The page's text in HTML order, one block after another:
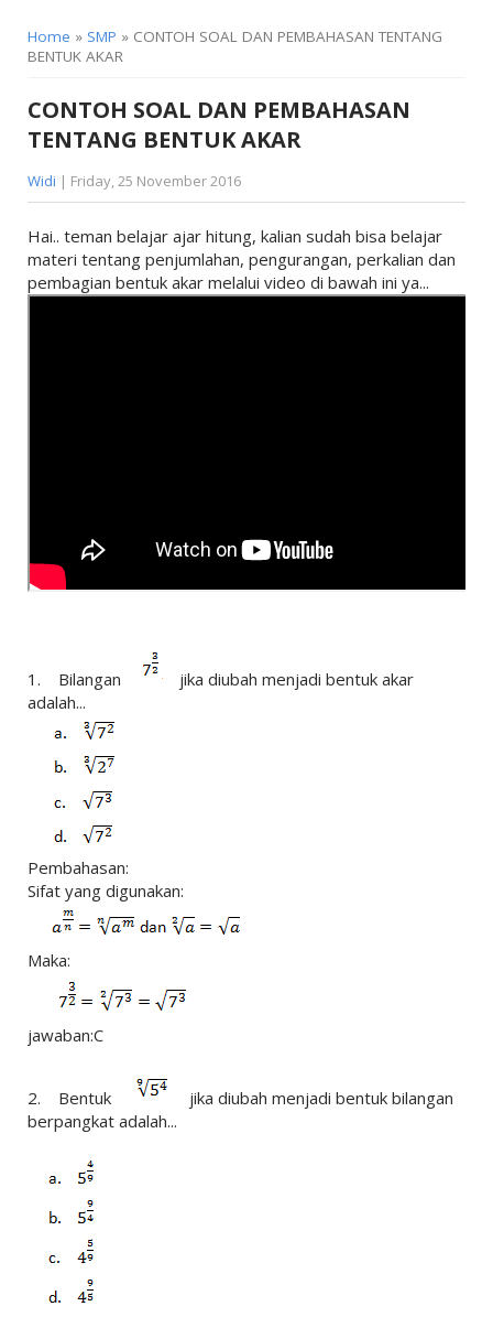
Home » SMP » CONTOH SOAL DAN PEMBAHASAN TENTANG
BENTUK AKAR
CONTOH SOAL DAN PEMBAHASAN
TENTANG BENTUK AKAR
Widi | Friday, 25 November 2016
Hai.. teman belajar ajar hitung, kalian sudah bisa belajar
materi tentang penjumlahan, pengurangan, perkalian dan
pembagian bentuk akar melalui video di bawah ini ya...
1. Bilangan
jika diubah menjadi bentuk akar
adalah...
Pembahasan:
Sifat yang digunakan:
Maka:
jawaban:C
2. Bentuk
jika diubah menjadi bentuk bilangan
berpangkat adalah...